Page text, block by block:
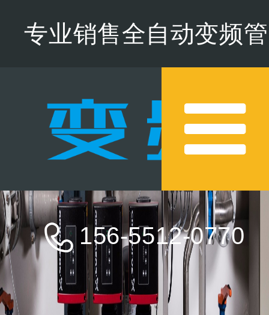
专业销售全自动变频管
道增压水泵,欢迎来电咨
156-5512-0770